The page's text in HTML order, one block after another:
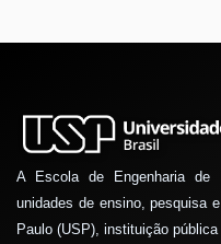
A Escola de Engenharia
unidades de ensino, pesquisa
Paulo (USP), instituição pública